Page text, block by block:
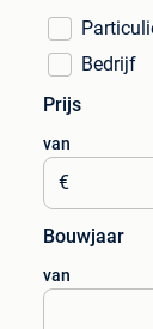
Bedrijf
Prijs
van
€
Bouwjaar
van